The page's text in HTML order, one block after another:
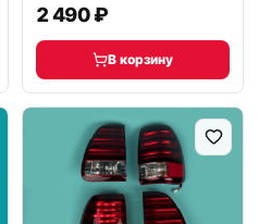
2 490 ₽
В корзину